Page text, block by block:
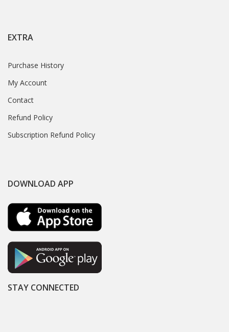
EXTRA
Purchase History
My Account
Contact
Refund Policy
Subscription Refund Policy
DOWNLOAD APP
STAY CONNECTED